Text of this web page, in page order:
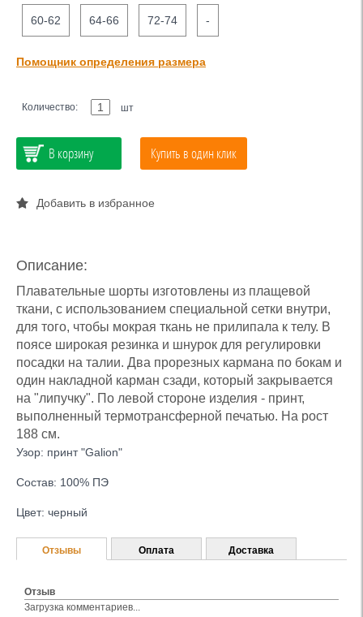
60-62 64-66 72-74 -
Помощник определения размера
Количество: шт
В корзину Купить в один клик
Добавить в избранное
Описание:
Плавательные шорты изготовлены из плащевой
ткани, с использованием специальной сетки внутри,
для того, чтобы мокрая ткань не прилипала к телу. В
поясе широкая резинка и шнурок для регулировки
посадки на талии. Два прорезных кармана по бокам и
один накладной карман сзади, который закрывается
на "липучку". По левой стороне изделия - принт,
выполненный термотрансферной печатью. На рост
188 см.
Узор: принт "Galion"
Состав: 100% ПЭ
Цвет: черный
Отзывы
Отзыв
Загрузка комментариев...
Оплата Доставка